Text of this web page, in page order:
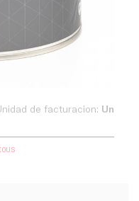
de facturacion: Un